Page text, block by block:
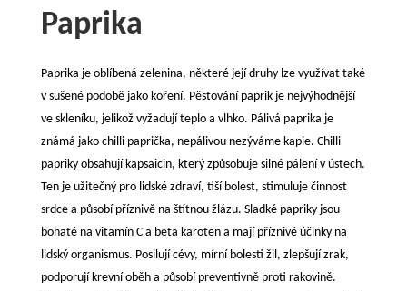
Paprika
Paprika je oblíbená zelenina, některé její druhy lze využívat také
v sušené podobě jako koření. Pěstování paprik je nejvýhodnější
ve skleníku, jelikož vyžadují teplo a vlhko. Pálivá paprika je
známá jako chilli paprička, nepálivou nezýváme kapie. Chilli
papriky obsahují kapsaicin, který způsobuje silné pálení v ústech.
Ten je užitečný pro lidské zdraví, tiší bolest, stimuluje činnost
srdce a působí příznivě na štítnou žlázu. Sladké papriky jsou
bohaté na vitamín C a beta karoten a mají příznivé účinky na
lidský organismus. Posilují cévy, mírní bolesti žil, zlepšují zrak,
podporují krevní oběh a působí preventivně proti rakovině.